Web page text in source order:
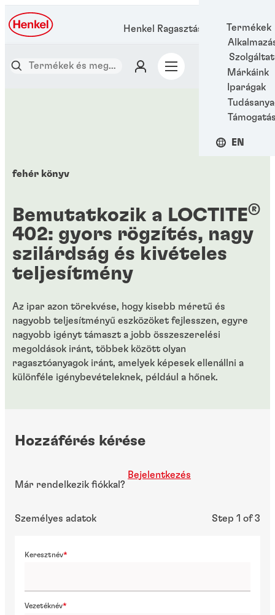
Termékek
Márkáink
Iparágak
EN
Henkel Ragasztástechnológia
fehér könyv
Bemutatkozik a LOCTITE®
402: gyors rögzítés, nagy
szilárdság és kivételes
teljesítmény
Az ipar azon törekvése, hogy kisebb méretű és
nagyobb teljesítményű eszközöket fejlesszen, egyre
nagyobb igényt támaszt a jobb összeszerelési
megoldások iránt, többek között olyan
ragasztóanyagok iránt, amelyek képesek ellenállni a
különféle igénybevételeknek, például a hőnek.
Hozzáférés kérése
Már rendelkezik fiókkal?
Bejelentkezés
Személyes adatok Step 1 of 3
Keresztnév
Vezetéknév